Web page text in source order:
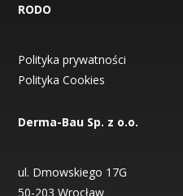
RODO
Polityka prywatności
Polityka Cookies
Derma-Bau Sp. z o.o.
ul. Dmowskiego 17G
50-203 Wrocław